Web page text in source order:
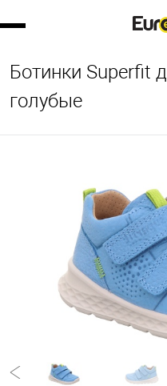
Ботинки Superfit
голубые